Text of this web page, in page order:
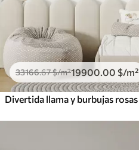
33166.67$/m²19900.00 $/m²
Divertida llama y burbujas rosas